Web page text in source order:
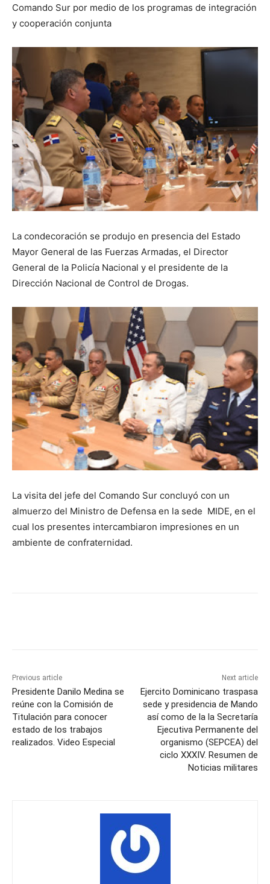
Comando Sur por medio de los programas de integración
y cooperación conjunta
La condecoración se produjo en presencia del Estado
Mayor General de las Fuerzas Armadas, el Director
General de la Policía Nacional y el presidente de la
Dirección Nacional de Control de Drogas.
La visita del jefe del Comando Sur concluyó con un
almuerzo del Ministro de Defensa en la sede MIDE, en el
cual los presentes intercambiaron impresiones en un
ambiente de confraternidad.
Previous article
Presidente Danilo Medina se
reúne con la Comisión de
Titulación para conocer
estado de los trabajos
realizados. Video Especial
Next article
Ejercito Dominicano traspasa
sede y presidencia de Mando
así como de la la Secretaría
Ejecutiva Permanente del
organismo (SEPCEA) del
ciclo XXXIV. Resumen de
Noticias militares